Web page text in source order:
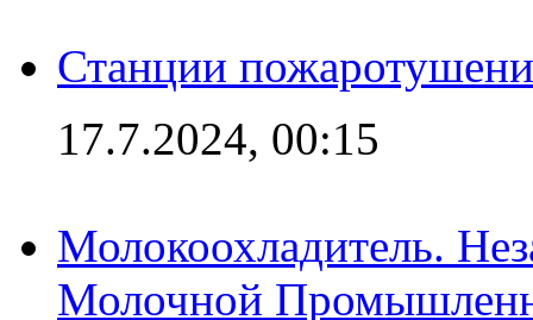
Станции
17.7.2024, 00:15
Молокоохладитель.
Молочной